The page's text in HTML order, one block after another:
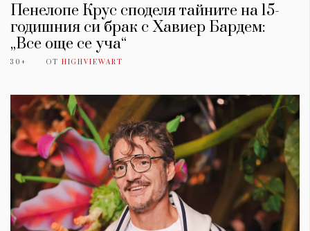
Пенелопе Крус споделя тайните на 15-
годишния си брак с Хавиер Бардем:
„Все още се уча“
30+ ОТ HIGHVIEWART